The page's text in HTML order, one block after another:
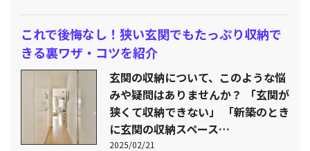
これで後悔なし！狭い玄関でもたっぷり収納で
きる裏ワザ・コツを紹介
玄関の収納について、このような悩
みや疑問はありませんか？ 「玄関が
狭くて収納できない」 「新築のとき
に玄関の収納スペース…
2025/02/21